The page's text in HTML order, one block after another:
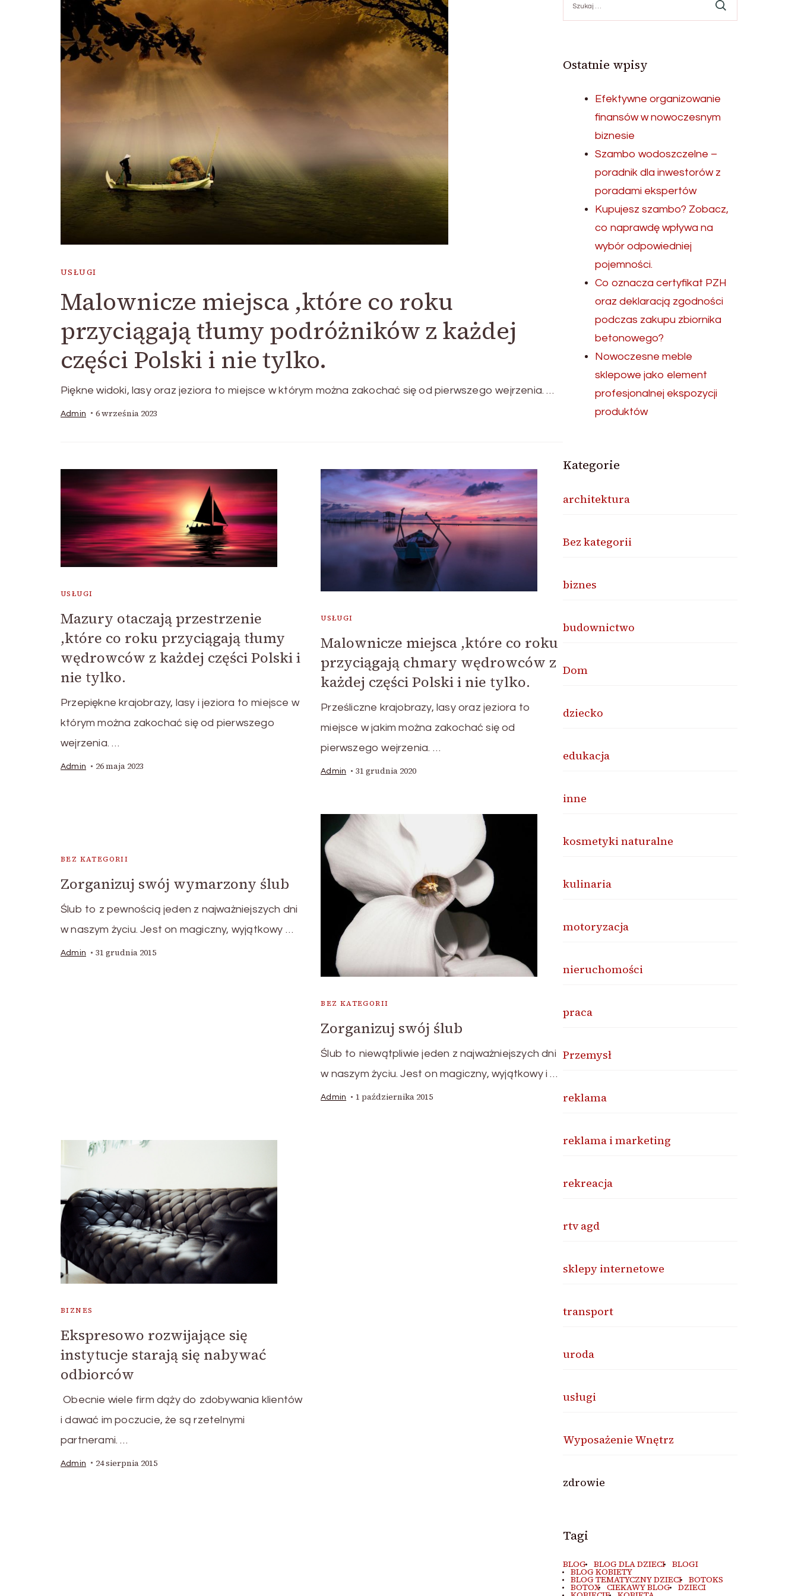
USŁUGI
Malownicze miejsca ,które co roku
przyciągają tłumy podróżników z każdej
części Polski i nie tylko.
Piękne widoki, lasy oraz jeziora to miejsce w którym można zakochać się od pierwszego wejrzenia. …
Admin 6 września 2023
USŁUGI
Mazury otaczają przestrzenie
,które co roku przyciągają tłumy
wędrowców z każdej części Polski i
nie tylko.
Przepiękne krajobrazy, lasy i jeziora to miejsce w
którym można zakochać się od pierwszego
wejrzenia. …
Admin 26 maja 2023
USŁUGI
Malownicze miejsca ,które co roku
przyciągają chmary wędrowców z
każdej części Polski i nie tylko.
Prześliczne krajobrazy, lasy oraz jeziora to
miejsce w jakim można zakochać się od
pierwszego wejrzenia. …
Admin 31 grudnia 2020
BEZ KATEGORII
Zorganizuj swój wymarzony ślub
Ślub to z pewnością jeden z najważniejszych dni
w naszym życiu. Jest on magiczny, wyjątkowy …
Admin 31 grudnia 2015
BEZ KATEGORII
Zorganizuj swój ślub
Ślub to niewątpliwie jeden z najważniejszych dni
w naszym życiu. Jest on magiczny, wyjątkowy i …
Admin 1 października 2015
BIZNES
Ekspresowo rozwijające się
instytucje starają się nabywać
odbiorców
Obecnie wiele firm dąży do zdobywania klientów
i dawać im poczucie, że są rzetelnymi
partnerami. …
Admin 24 sierpnia 2015
Ostatnie wpisy
Efektywne organizowanie
finansów w nowoczesnym
biznesie
Szambo wodoszczelne –
poradnik dla inwestorów z
poradami ekspertów
Kupujesz szambo? Zobacz,
co naprawdę wpływa na
wybór odpowiedniej
pojemności.
Co oznacza certyfikat PZH
oraz deklaracją zgodności
podczas zakupu zbiornika
betonowego?
Nowoczesne meble
sklepowe jako element
profesjonalnej ekspozycji
produktów
Kategorie
architektura
Bez kategorii
biznes
budownictwo
Dom
dziecko
edukacja
inne
kosmetyki naturalne
kulinaria
motoryzacja
nieruchomości
praca
Przemysł
reklama
reklama i marketing
rekreacja
rtv agd
sklepy internetowe
transport
uroda
usługi
Wyposażenie Wnętrz
zdrowie
Tagi
BLOG BLOG DLA DZIECI BLOGI
BLOG KOBIETY
BLOG TEMATYCZNY DZIECI BOTOKS
BOTOX CIEKAWY BLOG DZIECI